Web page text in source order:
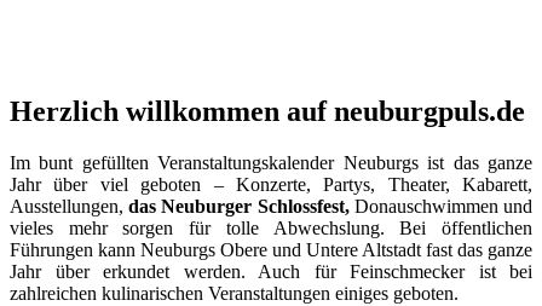
Herzlich willkommen auf neuburgpuls.de
Im bunt gefüllten Veranstaltungskalender Neuburgs ist das ganze
Jahr über viel geboten – Konzerte, Partys, Theater, Kabarett,
Ausstellungen,das Neuburger Schlossfest,Donauschwimmen und
vieles mehr sorgen für tolle Abwechslung. Bei öffentlichen
Führungen kann Neuburgs Obere und Untere Altstadt fast das ganze
Jahr über erkundet werden. Auch für Feinschmecker ist bei
zahlreichen kulinarischen Veranstaltungen einiges geboten.